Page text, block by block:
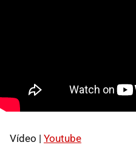
Vídeo | Youtube